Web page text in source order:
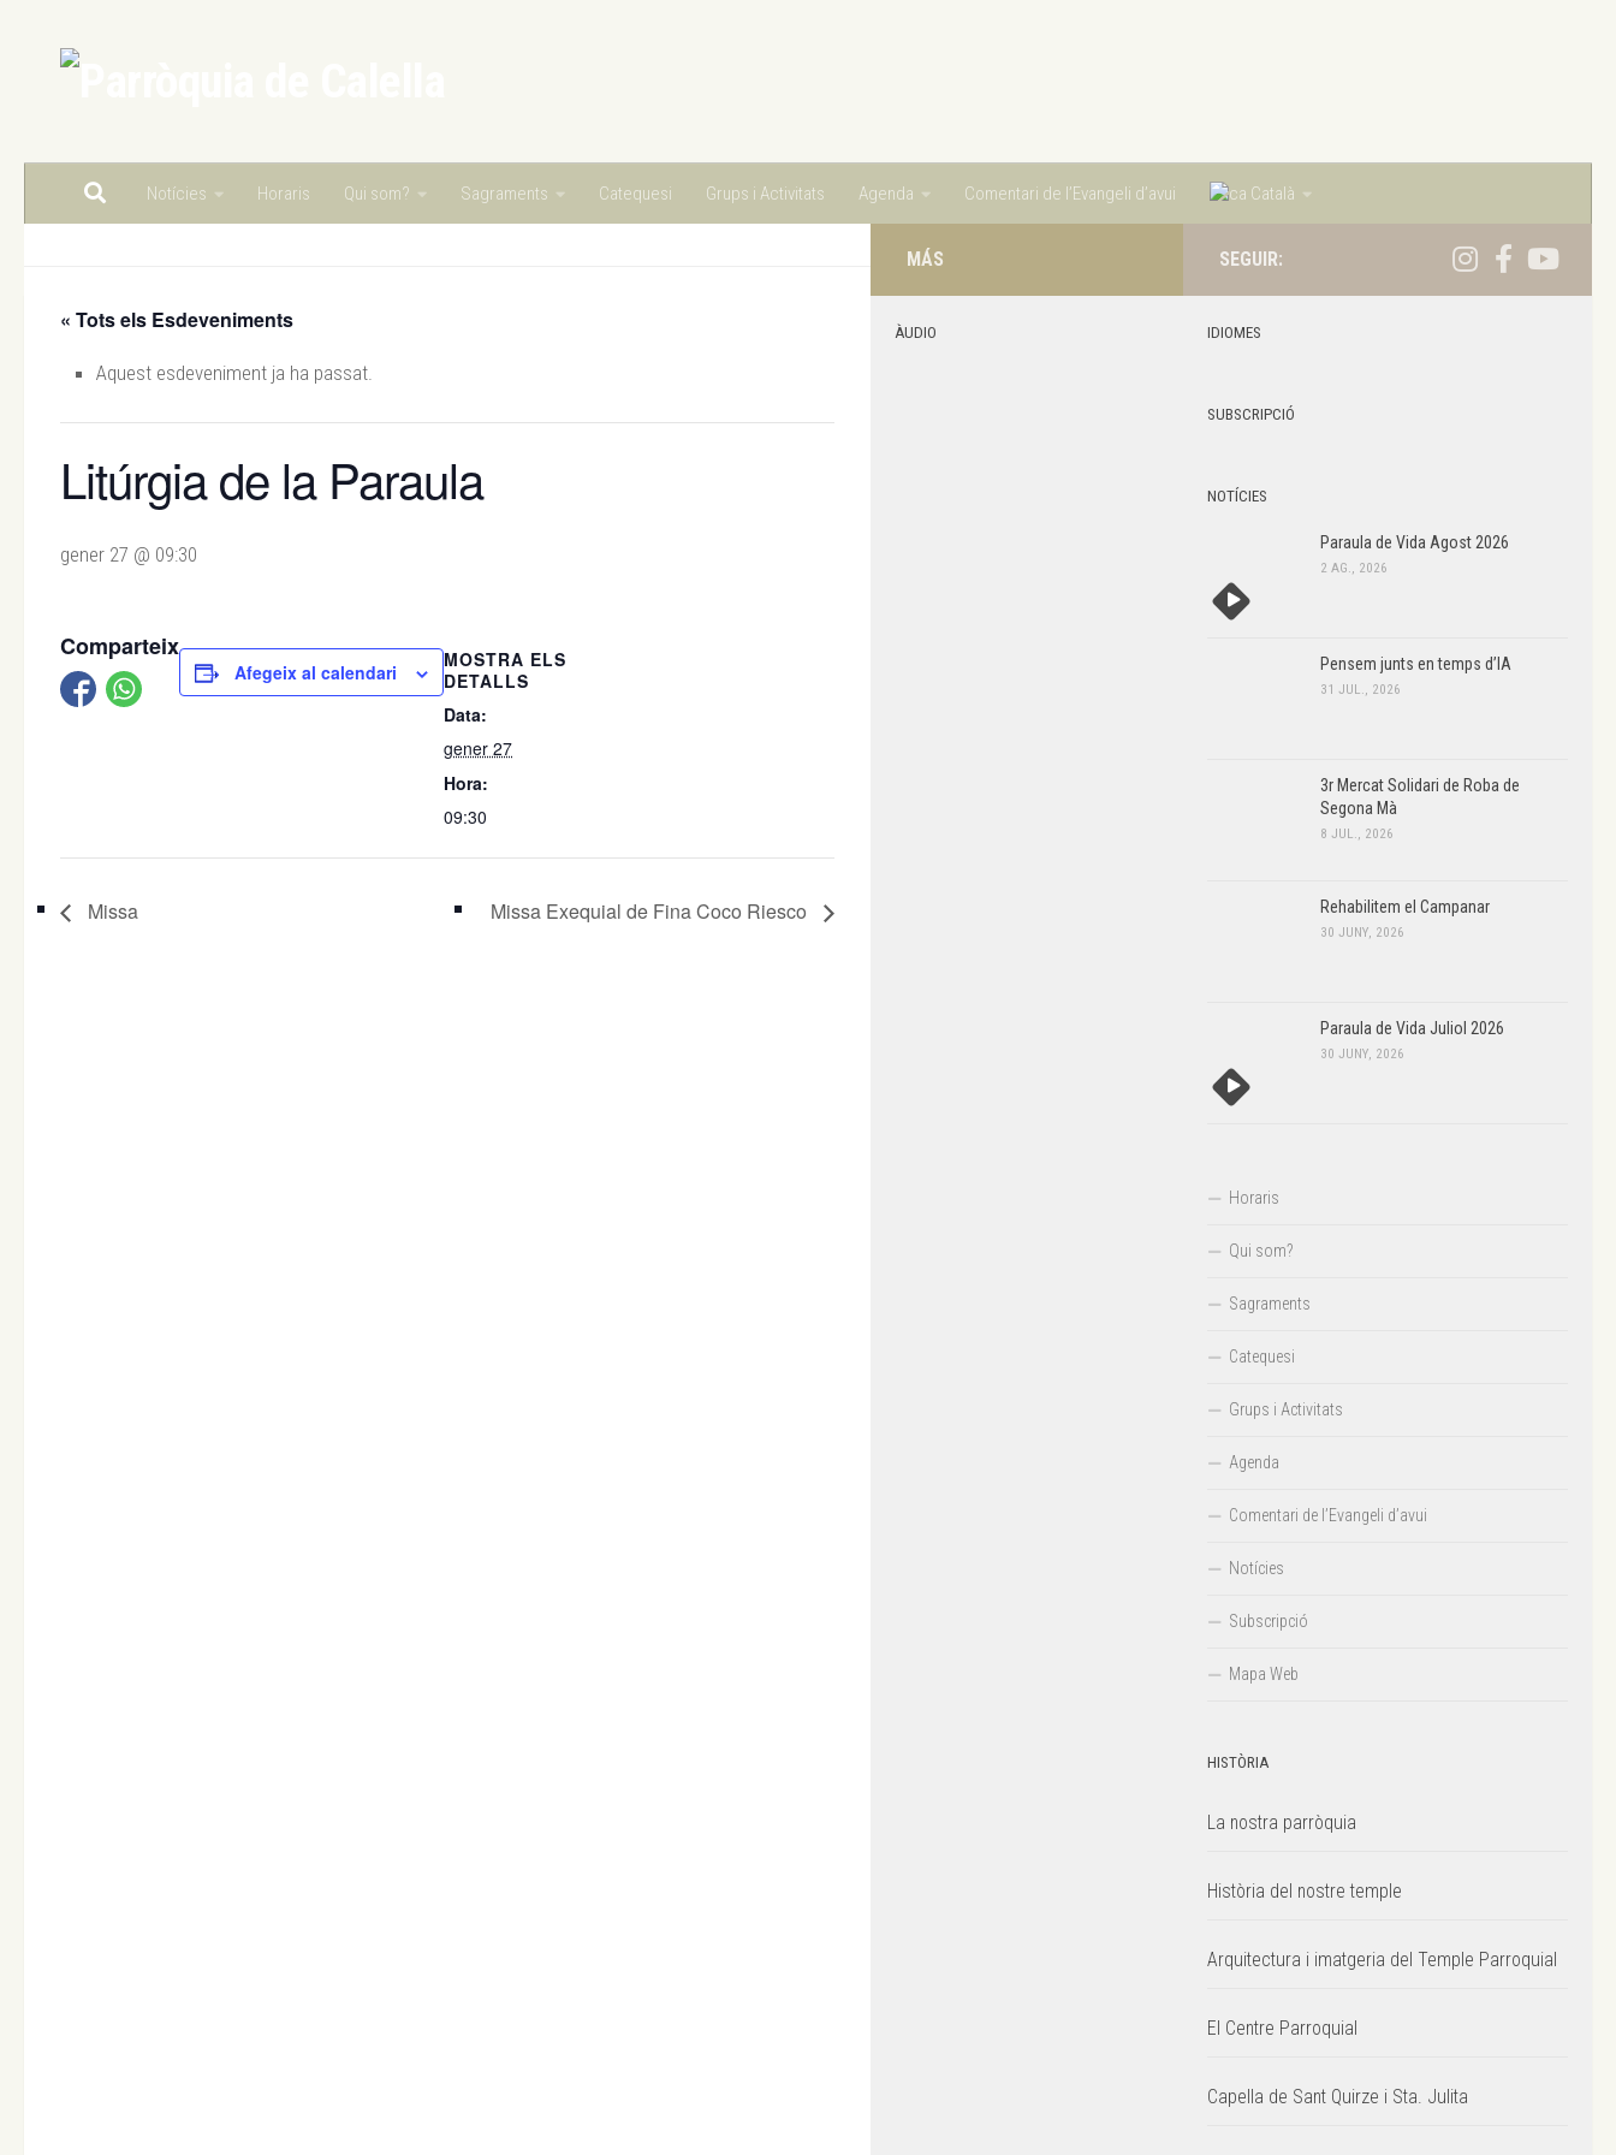
Notícies Horaris Qui som? Sagraments Catequesi Grups i Activitats Agenda Comentari de l’Evangeli d’avui Català
« Tots els Esdeveniments
Aquest esdeveniment ja ha passat.
Litúrgia de la Paraula
gener 27 @ 09:30
Comparteix
Afegeix al calendari
MOSTRA ELS
DETALLS
Data:
gener 27
Hora:
09:30
Missa Missa Exequial de Fina Coco Riesco
SEGUIR:
IDIOMES
SUBSCRIPCIÓ
NOTÍCIES
Paraula de Vida Agost 2026
2 AG., 2026
Pensem junts en temps d’IA
31 JUL., 2026
3r Mercat Solidari de Roba de
Segona Mà
8 JUL., 2026
Rehabilitem el Campanar
30 JUNY, 2026
Paraula de Vida Juliol 2026
30 JUNY, 2026
Horaris
Qui som?
Sagraments
Catequesi
Grups i Activitats
Agenda
Comentari de l’Evangeli d’avui
Notícies
Subscripció
Mapa Web
HISTÒRIA
La nostra parròquia
Història del nostre temple
Arquitectura i imatgeria del Temple Parroquial
El Centre Parroquial
Capella de Sant Quirze i Sta. Julita
MÁS
ÀUDIO